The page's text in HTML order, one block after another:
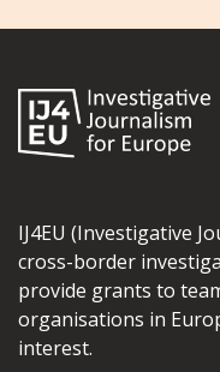
IJ4EU (Investigative
cross-border
provide grants to
organisations in
interest.